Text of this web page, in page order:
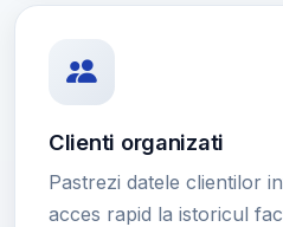
Clienti organizati
Pastrezi datele clientilor
acces rapid la istoricul